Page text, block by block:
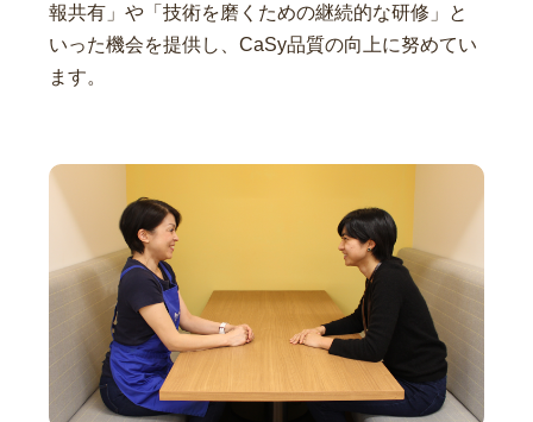
報共有」や「技術を磨くための継続的な研修」と
いった機会を提供し、CaSy品質の向上に努めてい
ます。